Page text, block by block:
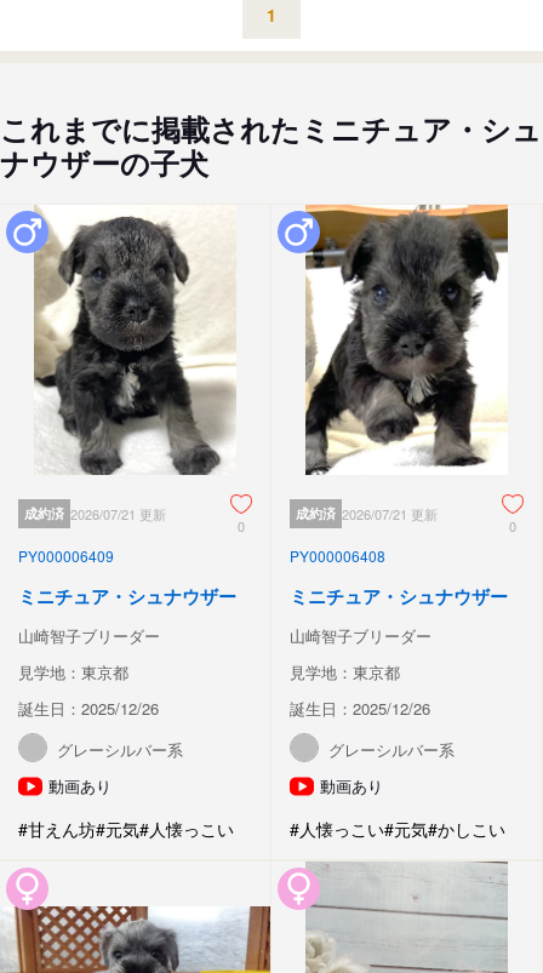
1
これまでに掲載されたミニチュア・シュ
ナウザーの子犬
成約済 2026/07/21 更新
0
PY000006409
ミニチュア・シュナウザー
山崎智子ブリーダー
見学地：東京都
誕生日：2025/12/26
グレーシルバー系
動画あり
#甘えん坊#元気#人懐っこい
成約済 2026/07/21 更新
0
PY000006408
ミニチュア・シュナウザー
山崎智子ブリーダー
見学地：東京都
誕生日：2025/12/26
グレーシルバー系
動画あり
#人懐っこい#元気#かしこい